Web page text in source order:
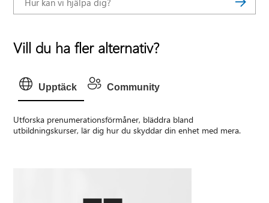
Vill du ha fler alternativ?
Upptäck Community
Utforska prenumerationsförmåner, bläddra bland
utbildningskurser, lär dig hur du skyddar din enhet med mera.